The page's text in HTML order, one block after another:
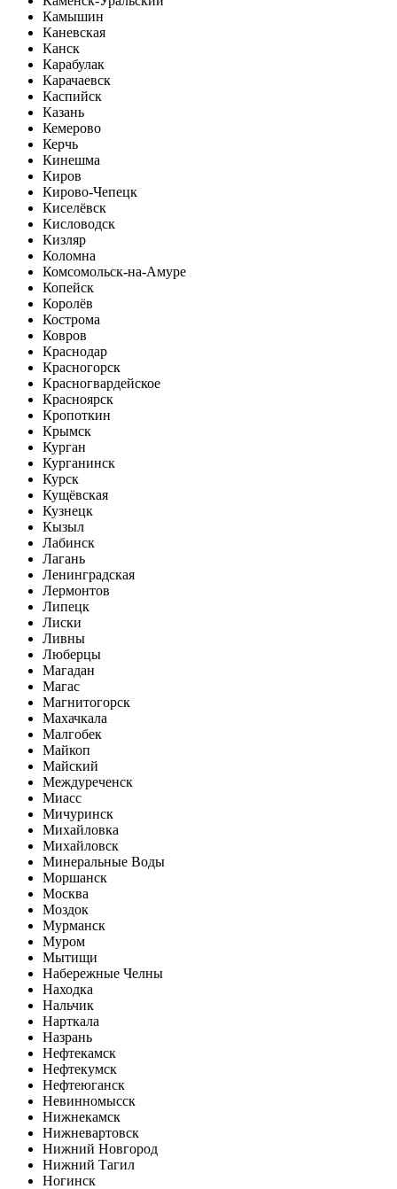
Камышин
Каневская
Канск
Карабулак
Карачаевск
Каспийск
Казань
Кемерово
Керчь
Кинешма
Киров
Кирово-Чепецк
Киселёвск
Кисловодск
Кизляр
Коломна
Комсомольск-на-Амуре
Копейск
Королёв
Кострома
Ковров
Краснодар
Красногорск
Красногвардейское
Красноярск
Кропоткин
Крымск
Курган
Курганинск
Курск
Кущёвская
Кузнецк
Кызыл
Лабинск
Лагань
Ленинградская
Лермонтов
Липецк
Лиски
Ливны
Люберцы
Магадан
Магас
Магнитогорск
Махачкала
Малгобек
Майкоп
Майский
Междуреченск
Миасс
Мичуринск
Михайловка
Михайловск
Минеральные Воды
Моршанск
Москва
Моздок
Мурманск
Муром
Мытищи
Набережные Челны
Находка
Нальчик
Нарткала
Назрань
Нефтекамск
Нефтекумск
Нефтеюганск
Невинномысск
Нижнекамск
Нижневартовск
Нижний Новгород
Нижний Тагил
Ногинск